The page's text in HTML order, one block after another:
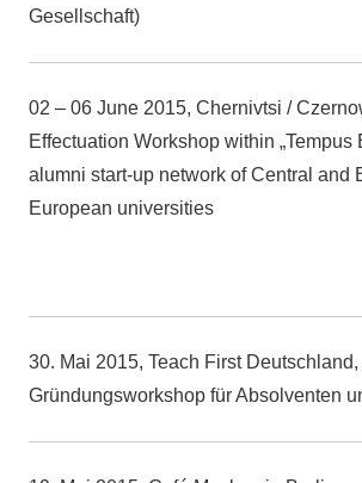
Gesellschaft)
02 – 06 June 2015, Chernivtsi /
Effectuation Workshop within „Tempus
alumni start-up network of Central and
European universities
30. Mai 2015, Teach First
Gründungsworkshop für Absolventen